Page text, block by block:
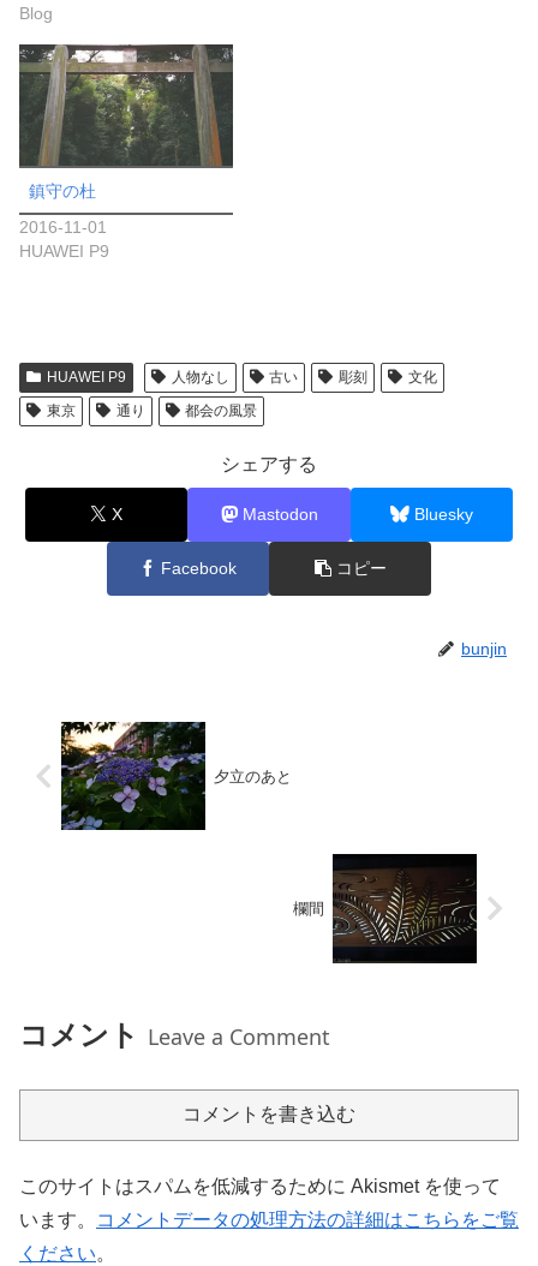
Blog
鎮守の杜
2016-11-01
HUAWEI P9
HUAWEI P9 人物なし 古い 彫刻
文化
東京
通り 都会の風景
シェアする
X Mastodon Bluesky
Facebook コピー
bunjin
夕立のあと
欄間
コメント Leave a Comment
コメントを書き込む
このサイトはスパムを低減するために Akismet を使って
います。
コメントデータの処理方法の詳細はこちらをご覧
ください。